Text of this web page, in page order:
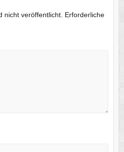
nicht veröffentlicht. Erforderliche